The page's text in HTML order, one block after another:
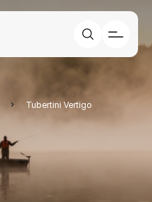
Tubertini Vertigo